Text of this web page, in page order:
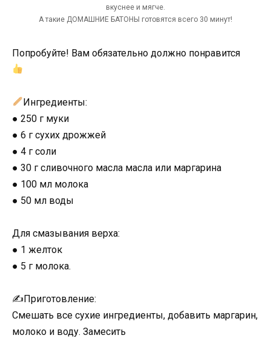
вкуснее и мягче.
А такие ДОМАШНИЕ БАТОНЫ готовятся всего 30 минут!
Попробуйте! Вам обязательно должно понравится
Ингредиенты:
● 250 г муки
● 6 г сухих дрожжей
● 4 г соли
● 30 г сливочного масла масла или маргарина
● 100 мл молока
● 50 мл воды
Для смазывания верха:
● 1 желток
● 5 г молока.
✍Приготовление:
Смешать все сухие ингредиенты, добавить маргарин,
молоко и воду. Замесить